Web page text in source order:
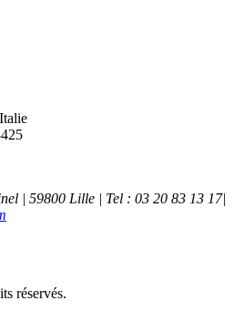
| 59800 Lille | Tel : 03 20 83 13 17|
réservés.